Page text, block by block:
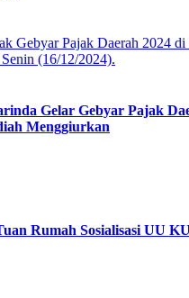
Gelar Gebyar Pajak
Menggiurkan
Rumah Sosialisasi UU